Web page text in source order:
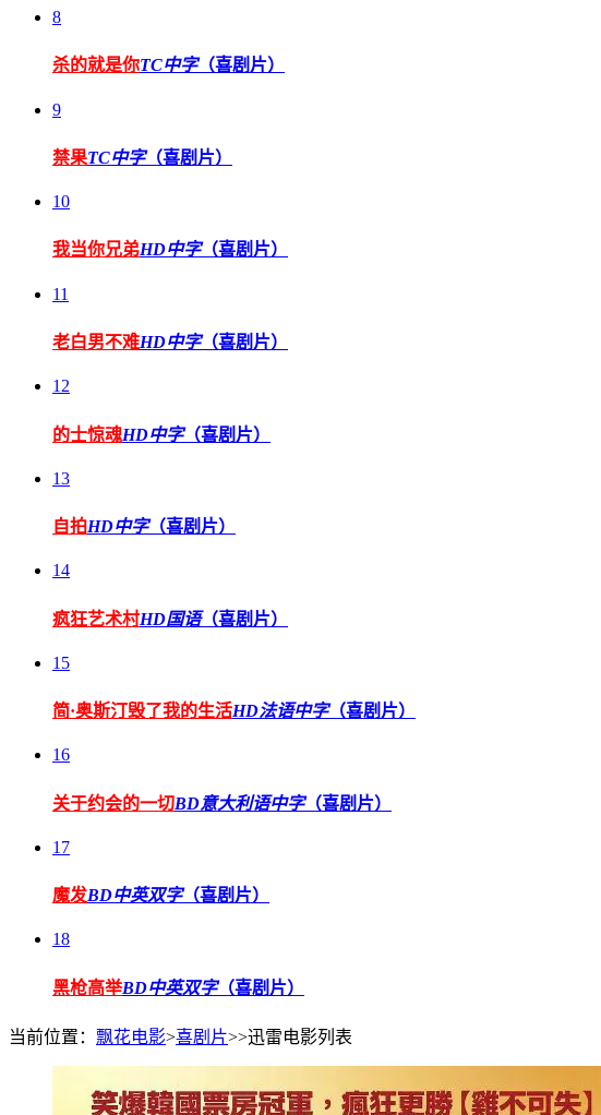
8
杀的就是你TC中字（喜剧片）
9
禁果TC中字（喜剧片）
10
我当你兄弟HD中字（喜剧片）
11
老白男不难HD中字（喜剧片）
12
的士惊魂HD中字（喜剧片）
13
自拍HD中字（喜剧片）
14
疯狂艺术村HD国语（喜剧片）
15
简·奥斯汀毁了我的生活HD法语中字（喜剧片）
16
关于约会的一切BD意大利语中字（喜剧片）
17
魔发BD中英双字（喜剧片）
18
黑枪高举BD中英双字（喜剧片）
当前位置： 飘花电影>喜剧片>>迅雷电影列表